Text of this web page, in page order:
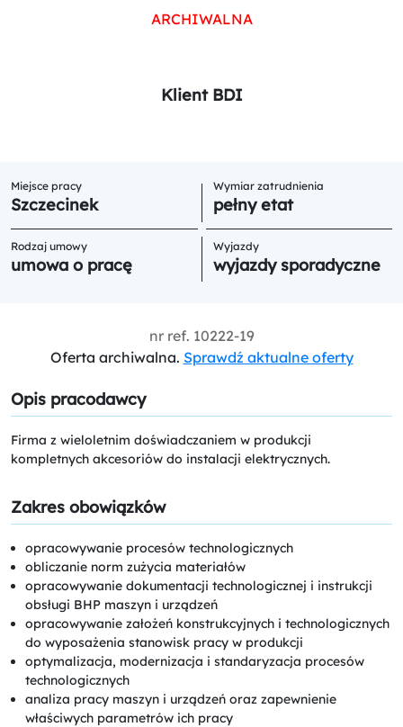
ARCHIWALNA
Klient BDI
Miejsce pracy
Szczecinek
Wymiar zatrudnienia
pełny etat
Rodzaj umowy
umowa o pracę
Wyjazdy
wyjazdy sporadyczne
nr ref. 10222-19
Oferta archiwalna. Sprawdź aktualne oferty
Opis pracodawcy
Firma z wieloletnim doświadczaniem w produkcji
kompletnych akcesoriów do instalacji elektrycznych.
Zakres obowiązków
opracowywanie procesów technologicznych
obliczanie norm zużycia materiałów
opracowywanie dokumentacji technologicznej i instrukcji
obsługi BHP maszyn i urządzeń
opracowywanie założeń konstrukcyjnych i technologicznych
do wyposażenia stanowisk pracy w produkcji
optymalizacja, modernizacja i standaryzacja procesów
technologicznych
analiza pracy maszyn i urządzeń oraz zapewnienie
właściwych parametrów ich pracy